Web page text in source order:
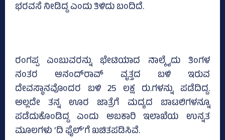
ಭರವಸೆ ನೀಡಿದ್ದ ಎಂದು ತಿಳಿದು ಬಂದಿದೆ.
ರಂಗಪ್ಪ ಎಂಬುವರನ್ನು ಭೇಟಿಯಾದ ನಾಲ್ಕೈದು ತಿಂಗಳ
ನಂತರ ಆನಂದ್‌ರಾವ್‌ ವೃತ್ತದ ಬಳಿ ಇರುವ
ದೇವಸ್ಥಾನವೊಂದರ ಬಳಿ 25 ಲಕ್ಷ ರು.ಗಳನ್ನು ಪಡೆದಿದ್ದ.
ಅಲ್ಲದೇ ತನ್ನ ಊರ ಜಾತ್ರೆಗೆ ಮದ್ಯದ ಬಾಟಲಿಗಳನ್ನೂ
ಪಡೆದುಕೊಂಡಿದ್ದ ಎಂದು ಅಬಕಾರಿ ಇಲಾಖೆಯ ಉನ್ನತ
ಮೂಲಗಳು ‘ದಿ ಫೈಲ್‌’ಗೆ ಖಚಿತಪಡಿಸಿವೆ.